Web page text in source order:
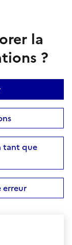
la
?
tant que
erreur